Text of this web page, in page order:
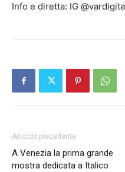
Info e diretta: IG
Articolo precedente
A Venezia la prima grande
mostra dedicata a Italico